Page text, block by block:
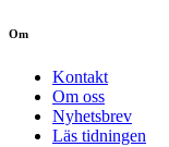
Om
Kontakt
Om oss
Nyhetsbrev
Läs tidningen